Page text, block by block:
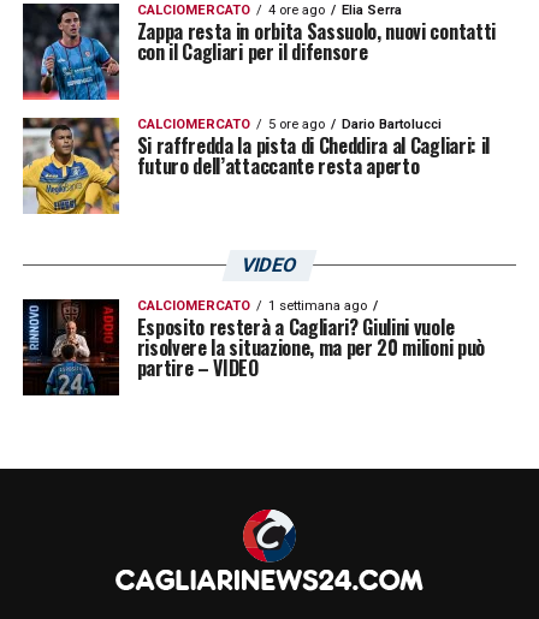
CALCIOMERCATO 4 ore ago Elia Serra
Zappa resta in orbita Sassuolo, nuovi contatti
con il Cagliari per il difensore
CALCIOMERCATO 5 ore ago Dario Bartolucci
Si raffredda la pista di Cheddira al Cagliari: il
futuro dell’attaccante resta aperto
VIDEO
CALCIOMERCATO 1 settimana ago
Esposito resterà a Cagliari? Giulini vuole
risolvere la situazione, ma per 20 milioni può
partire – VIDEO